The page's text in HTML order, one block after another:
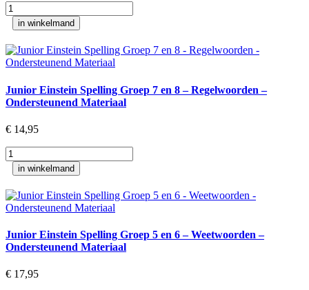
Junior
Einstein
Spelling
Groep
7
en
-
Weetwoorden
Werkboek
in winkelmand
Junior Einstein Spelling Groep 7 en 8 – Regelwoorden –
Ondersteunend Materiaal
€ 14,95
Junior
Einstein
Spelling
Groep
7
en
-
Regelwoorden
Ondersteunend
in winkelmand
Junior Einstein Spelling Groep 5 en 6 – Weetwoorden –
Ondersteunend Materiaal
€ 17,95